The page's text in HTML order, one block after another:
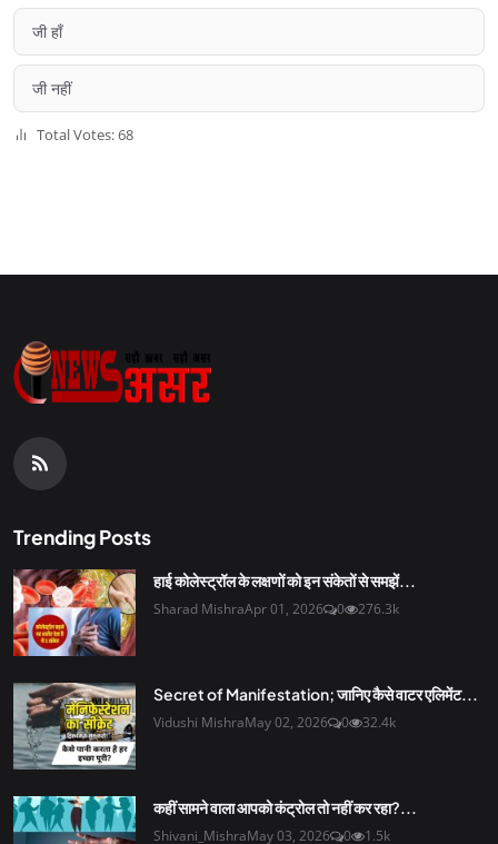
जी हाँ
जी नहीं
Total Votes: 68
Trending Posts
हाई कोलेस्ट्रॉल के लक्षणों को इन संकेतों से समझें...
Sharad MishraApr 01, 2026 0 276.3k
Secret of Manifestation; जानिए कैसे वाटर एलिमेंट...
Vidushi MishraMay 02, 2026 0 32.4k
कहीं सामने वाला आपको कंट्रोल तो नहीं कर रहा?...
Shivani_MishraMay 03, 2026 0 1.5k